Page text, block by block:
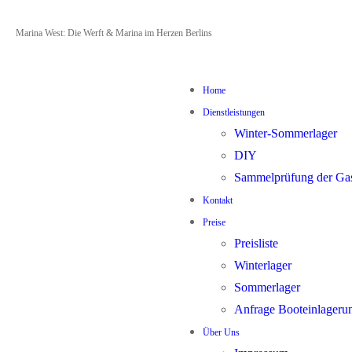
Zum
Menü
Schließen
Marina West: Die Werft & Marina im Herzen Berlins
Home
Dienstleistungen
Winter-Sommerlager
DIY
Sammelprüfung der
Kontakt
Preise
Preisliste
Winterlager
Sommerlager
Anfrage
Über Uns